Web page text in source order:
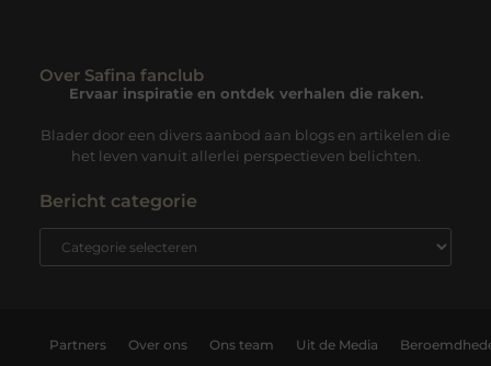
Over Safina fanclub
Ervaar inspiratie en ontdek verhalen die raken.
Blader door een divers aanbod aan blogs en artikelen die
het leven vanuit allerlei perspectieven belichten.
Bericht categorie
Partners Over ons Ons team Uit de Media